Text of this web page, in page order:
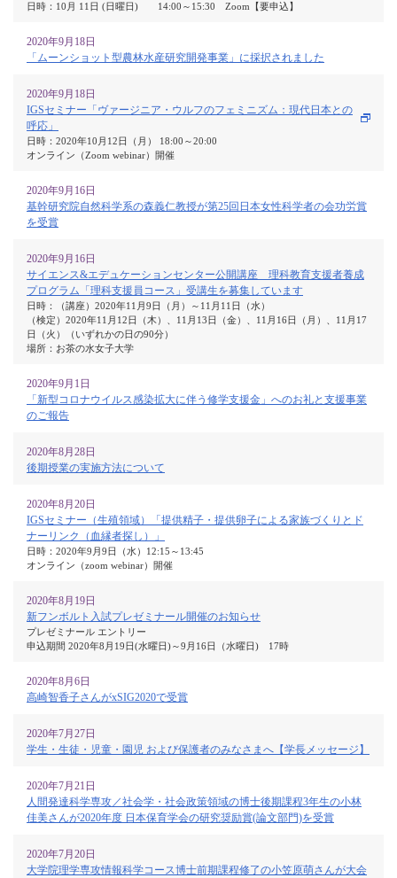
日時：10月 11日 (日曜日) 14:00～15:30 Zoom【要申込】
2020年9月18日
「ムーンショット型農林水産研究開発事業」に採択されました
2020年9月18日
IGSセミナー「ヴァージニア・ウルフのフェミニズム：現代日本との
呼応」
日時：2020年10月12日（月） 18:00～20:00
オンライン（Zoom webinar）開催
2020年9月16日
基幹研究院自然科学系の森義仁教授が第25回日本女性科学者の会功労賞
を受賞
2020年9月16日
サイエンス&エデュケーションセンター公開講座 理科教育支援者養成
プログラム「理科支援員コース」受講生を募集しています
日時：（講座）2020年11月9日（月）～11月11日（水）
（検定）2020年11月12日（木）、11月13日（金）、11月16日（月）、11月17
日（火）（いずれかの日の90分）
場所：お茶の水女子大学
2020年9月1日
「新型コロナウイルス感染拡大に伴う修学支援金」へのお礼と支援事業
のご報告
2020年8月28日
後期授業の実施方法について
2020年8月20日
IGSセミナー（生殖領域）「提供精子・提供卵子による家族づくりとド
ナーリンク（血縁者探し）」
日時：2020年9月9日（水）12:15～13:45
オンライン（zoom webinar）開催
2020年8月19日
新フンボルト入試プレゼミナール開催のお知らせ
プレゼミナール エントリー
申込期間 2020年8月19日(水曜日)～9月16日（水曜日) 17時
2020年8月6日
高崎智香子さんがxSIG2020で受賞
2020年7月27日
学生・生徒・児童・園児 および保護者のみなさまへ【学長メッセージ】
2020年7月21日
人間発達科学専攻／社会学・社会政策領域の博士後期課程3年生の小林
佳美さんが2020年度 日本保育学会の研究奨励賞(論文部門)を受賞
2020年7月20日
大学院理学専攻情報科学コース博士前期課程修了の小笠原萌さんが大会